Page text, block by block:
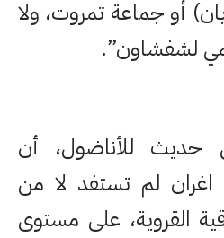
أو جماعة تمروت، ولا
لشفشاون”.
حديث للأناضول، أن
اغران لم تستفد لا من
القروية، على مستوى